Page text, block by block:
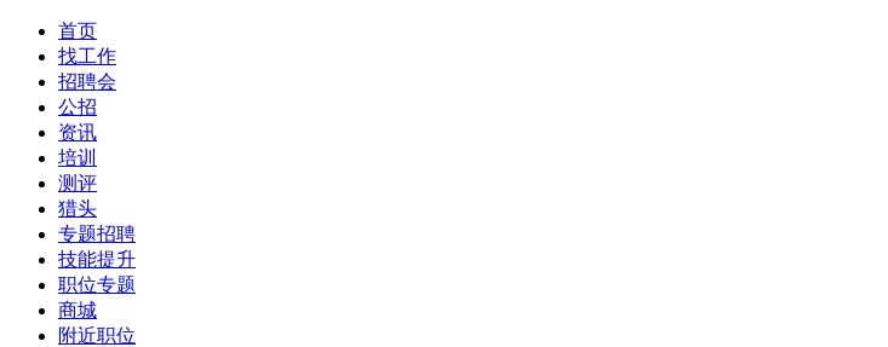
首页
找工作
招聘会
公招
资讯
培训
测评
猎头
专题招聘
技能提升
职位专题
商城
附近职位